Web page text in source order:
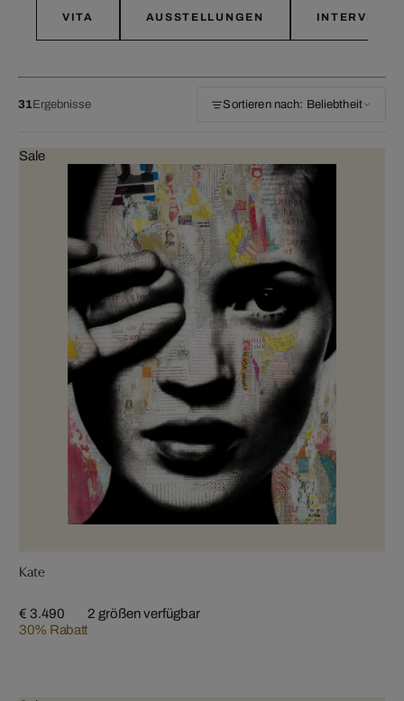
VITA AUSSTELLUNGEN INTERVIEW
31Ergebnisse Sortieren nach: Beliebtheit
Sale
Kate
€ 3.490
30% Rabatt
2 größen verfügbar